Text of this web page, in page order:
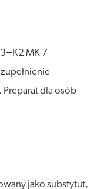
MK-7
dla osób
jako substytut,